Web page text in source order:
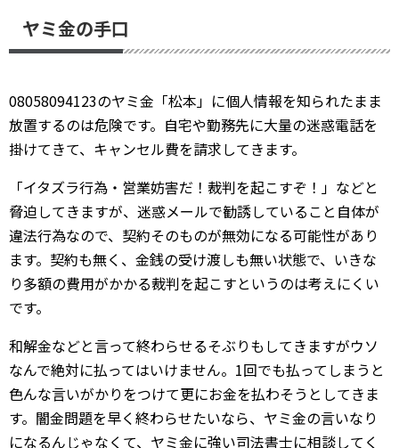
ヤミ金の手口
08058094123のヤミ金「松本」に個人情報を知られたまま
放置するのは危険です。自宅や勤務先に大量の迷惑電話を
掛けてきて、キャンセル費を請求してきます。
「イタズラ行為・営業妨害だ！裁判を起こすぞ！」などと
脅迫してきますが、迷惑メールで勧誘していること自体が
違法行為なので、契約そのものが無効になる可能性があり
ます。契約も無く、金銭の受け渡しも無い状態で、いきな
り多額の費用がかかる裁判を起こすというのは考えにくい
です。
和解金などと言って終わらせるそぶりもしてきますがウソ
なんで絶対に払ってはいけません。1回でも払ってしまうと
色んな言いがかりをつけて更にお金を払わそうとしてきま
す。闇金問題を早く終わらせたいなら、ヤミ金の言いなり
になるんじゃなくて、ヤミ金に強い司法書士に相談してく